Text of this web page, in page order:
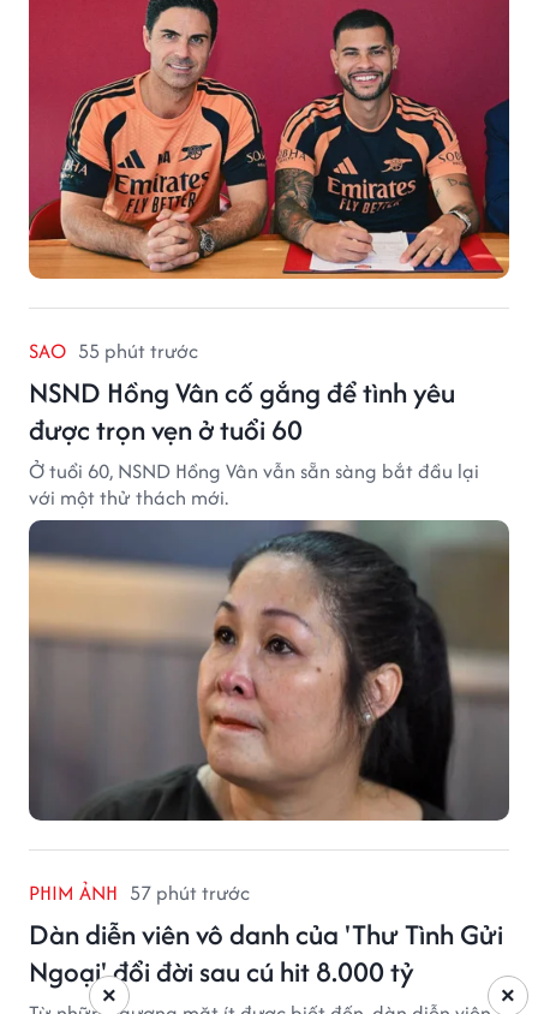
SAO 55 phút trước
NSND Hồng Vân cố gắng để tình yêu
được trọn vẹn ở tuổi 60
Ở tuổi 60, NSND Hồng Vân vẫn sẵn sàng bắt đầu lại
với một thử thách mới.
PHIM ẢNH 57 phút trước
Dàn diễn viên vô danh của 'Thư Tình Gửi
Ngoại' đổi đời sau cú hit 8.000 tỷ
×
×